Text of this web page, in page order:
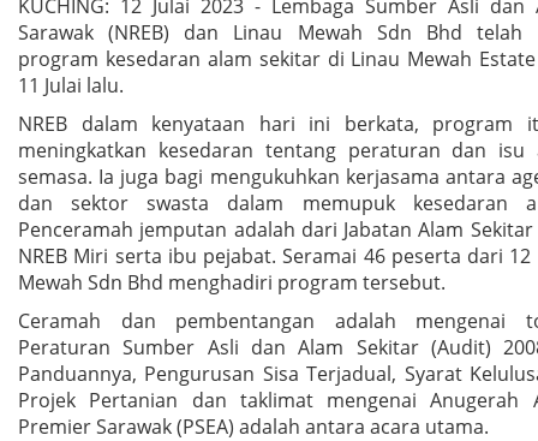
KUCHING: 12 Julai 2023 - Lembaga Sumber Asli dan
Sarawak (NREB) dan Linau Mewah Sdn Bhd telah
program kesedaran alam sekitar di Linau Mewah
11 Julai lalu.
NREB dalam kenyataan hari ini berkata, program
meningkatkan kesedaran tentang peraturan dan isu
semasa. Ia juga bagi mengukuhkan kerjasama antara
dan sektor swasta dalam memupuk kesedaran
Penceramah jemputan adalah dari Jabatan Alam
NREB Miri serta ibu pejabat. Seramai 46 peserta dari
Mewah Sdn Bhd menghadiri program tersebut.
Ceramah dan pembentangan adalah mengenai
Peraturan Sumber Asli dan Alam Sekitar (Audit)
Panduannya, Pengurusan Sisa Terjadual, Syarat
Projek Pertanian dan taklimat mengenai Anugerah
Premier Sarawak (PSEA) adalah antara acara utama.